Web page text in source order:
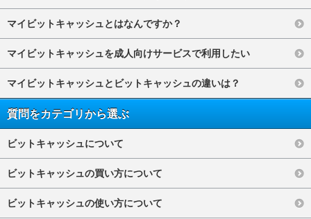
マイビットキャッシュとはなんですか？
マイビットキャッシュを成人向けサービスで利用したい
マイビットキャッシュとビットキャッシュの違いは？
質問をカテゴリから選ぶ
ビットキャッシュについて
ビットキャッシュの買い方について
ビットキャッシュの使い方について